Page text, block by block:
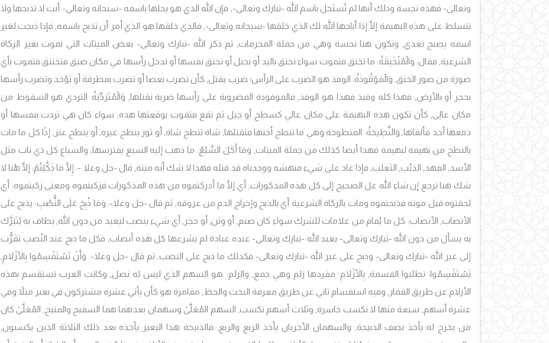
وتعالى- فهذه نجسة وذلك أنها لم تُستَحل باسم الله -تبارك وتعالى-, فإن الله الذي هو يحلها باسمه -سبحانه وتعالى- أنت لا تذبحها ولا
تتسلط على هذه البهيمة إلَّا إذا أباحها الله لك الذي خلقها -سبحانه وتعالى-, فالذي خلقها هو الذي أمر أن تذبح باسمه, فإذا ذبحت لغير
اسمه يصبح تعدي, وتكون هنا نجسة وهي من جملة المحرمات, ثم ذكر الله -تبارك وتعالى- بعض الميتات التي تموت بغير الزكاة
الشرعية, فقال: وَالْمُنْخَنِقَةُ: ما تخنق فتموت سواء تخنق باليد أو بحبل أو تخنق نفسها أو تدخل رأسها في مكان ضيق فتختنق فتموت بأي
صورة من صور الخنق, وَالْمَوْقُوذَةُ: الوقذ هو الضرب على الرأس؛ ضرب يقتل, كأن تضرب بعصا أو تضرب بمطرقة أو تؤخذ وتضرب رأسها
بحجر أو بالأرض, فهذا كله وقيذ فهذا هو الوقذ, فالموقوذة المضروبة على رأسها ضربة تقتلها, وَالْمُتَرَدِّيَةُ: التردي هو السقوط من
مكان عالِى, كأن تكون هذه البهيمة على مكان عالي كسطح أو جبل ثم تقع فتموت بوقعتها هذه, سواء كان هي تردت بنفسها أو
دفعها أحد فألقاها, وَالنَّطِيحَةُ: المنطوحة وهي ما تنطح أختها فتقتلها, شاة تنطح شاة, أو ثور ينطح غيره, أو ينطح عنز, إذًا كل ما مات
بالنطح من بهيمة لبهيمة فهذا أيضا كذلك من جملة الميتات, وَمَا أَكَلَ السَّبُعُ: ما ذهب إليه السبع يفترسها, والسباع كل ذي ناب مثل
الأسد, الفهد, الذئب, الثعلب, فإذا عاد على شيء فنهشه ووجدناه قد قتله فهذا لا شك أنه ميتة, قال -جل وعلا -: إِلَّا مَا ذَكَّيْتُمْ: إلَّا هُنا لا
شك هنا ترجع إن شاء الله عل الصحيح إلى كل هذه المذكورات, أي إلَّا ما أدركتموه من هذه المذكورات فزكيتموه ومعنى زكيتموه: أي
لحقتوه قبل موته فذبحتموه ومات بالزكاة الشرعية أي بالذبح وإخراج الدم من عروقه, ثم قال -جل وعلا-: وَمَا ذُبِحَ عَلَى النُّصُبِ: يذبح على
الأنصاب, الأنصاب: كل ما يُقام من علامات للشرك سواء كان صنم, أو وثن, أو حجر, أي شيء ينصب ليعبد من دون الله, يطاف به يُتَبَرَّك
به يسأل من دون الله -تبارك وتعالى- يعبد الله -تبارك وتعالى- عنده عبادة لم يشرعها كل هذه أنصاب, فكل ما ذبح عند النُصب تقَرُّب
إلى غير الله -تبارك وتعالى- وذبح على غير الله -تبارك وتعالى- فكذلك ما ذبح على النصب, ثم قال -جل وعلا-: وَأَنْ تَسْتَقْسِمُوا بِالأَزْلامِ,
تَسْتَقْسِمُوا: تطلبوا القسمة, بِالأَزْلامِ: مفردها زلم وهي جمع, والزلم: هو السهم الذي ليس له نصل, وكانت العرب تستقسم بهذه
الأزلام عن طريق القمار, وفيه استقسام ثاني عن طريق معرفة البخت والحظ, مقامرة هو كأن يأتي عشرة مشتركون في بعير مثلاً وفي
عشرة أسهم, سبعة منها لا تكسب خاسرة, وثلاث أسهم تكسب, السهم المُعَلَّىْ وسهمان بعدهما هما السفيح والمنيح, المُعَلَّىْ كان
من يخرج له يأخذ نصف الذبيحة, والسهمان الأخريان يأخذ الربع والربع, فالذبيحة هذا البعير يأخذه بعد ذلك الثلاثة الذين يكسبون,